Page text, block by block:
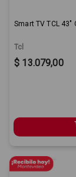
Smart TV TCL 43"
Tcl
Sale Price:
$ 13.079,00